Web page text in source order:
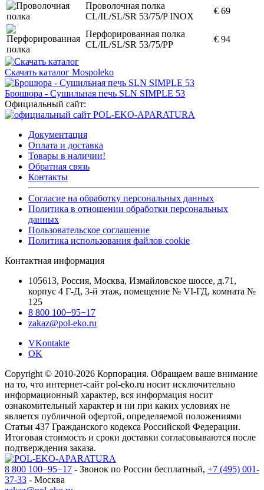
Проволочная полка
CL/IL/SL/SR 53/75/P INOX
€ 69
Перфорированная полка
CL/IL/SL/SR 53/75/PP
€ 94
Скачать каталог Mospoleko
Брошюра - Сушильная печь SLN SIMPLE 53
Официальный сайт:
Документация
Оплата и доставка
Товары в наличии!
Обратная связь
Контакты
Согласие на обработку персональных данных
Политика в отношении обработки персональных
данных
Пользовательское соглашение
Политика использования файлов cookie
Контактная информация
105613, Россия, Москва, Измайловское шоссе, д.71,
корпус 4 Г-Д, 3-й этаж, помещение № VI-ГД, комната №
125
8 800 100−95−17
zakaz@pol-eko.ru
VKontakte
OK
Copyright © 2010-2026 Корпорация. Обращаем ваше внимание
на то, что интернет-сайт pol-eko.ru носит исключительно
информационный характер, вся информация носит
ознакомительный характер и ни при каких условиях не
является публичной офертой, определяемой положениями
Статьи 437 Гражданского кодекса Российской Федерации.
Итоговая стоимость и сроки доставки согласовываются после
подтверждения заказа.
8 800 100−95−17 - Звонок по России бесплатный, +7 (495) 001-
37-33 - Москва